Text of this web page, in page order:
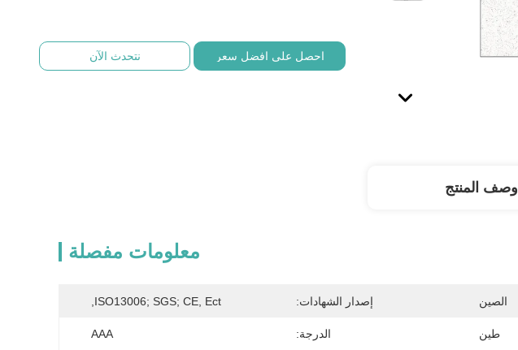
احصل على افضل سعر نتحدث الآن
وصف المنتج
معلومات مفصلة
الصين إصدار الشهادات: ISO13006; SGS; CE, Ect,
طين الدرجة: AAA